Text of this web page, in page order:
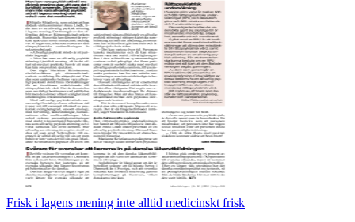
Frisk i lagens mening inte alltid medicinskt frisk